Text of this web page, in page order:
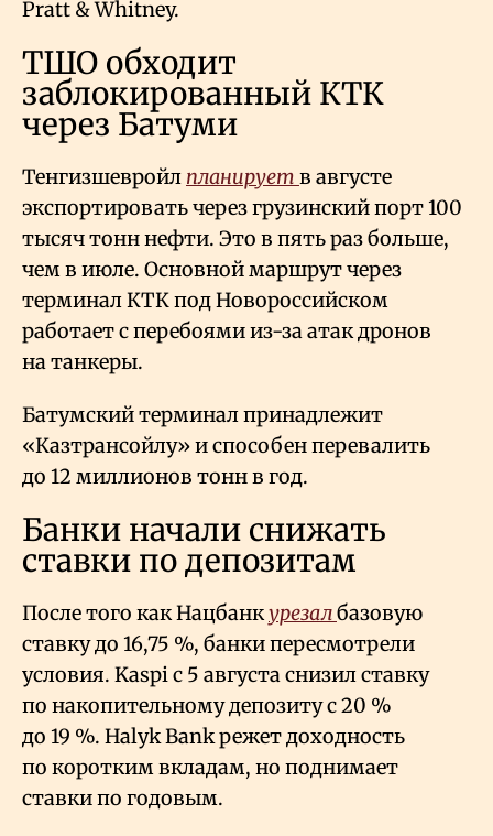
Pratt & Whitney.
ТШО обходит
заблокированный КТК
через Батуми
Тенгизшевройл планирует в августе
экспортировать через грузинский порт 100
тысяч тонн нефти. Это в пять раз больше,
чем в июле. Основной маршрут через
терминал КТК под Новороссийском
работает с перебоями из-за атак дронов
на танкеры.
Батумский терминал принадлежит
«Казтрансойлу» и способен перевалить
до 12 миллионов тонн в год.
Банки начали снижать
ставки по депозитам
После того как Нацбанкурезалбазовую
ставку до 16,75 %, банки пересмотрели
условия. Kaspi с 5 августа снизил ставку
по накопительному депозиту с 20 %
до 19 %. Halyk Bank режет доходность
по коротким вкладам, но поднимает
ставки по годовым.